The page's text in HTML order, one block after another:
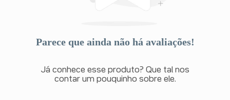
Parece que ainda não há avaliações!
Já conhece esse produto? Que tal nos
contar um pouquinho sobre ele.